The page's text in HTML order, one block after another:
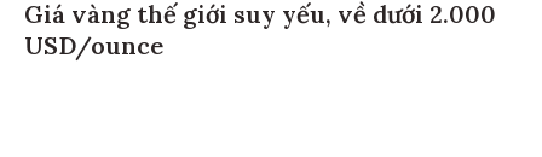
Giá vàng thế giới suy yếu, về dưới 2.000
USD/ounce